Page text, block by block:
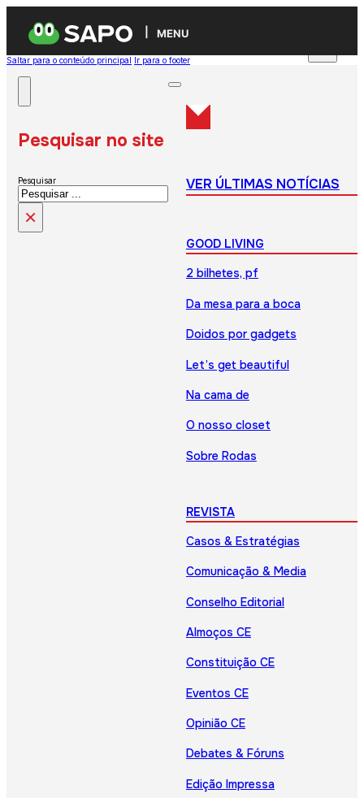
MENU
Saltar para o conteúdo principal Ir para o footer
Pesquisar no site
Pesquisar
×
VER ÚLTIMAS NOTÍCIAS
GOOD LIVING
2 bilhetes, pf
Da mesa para a boca
Doidos por gadgets
Let’s get beautiful
Na cama de
O nosso closet
Sobre Rodas
REVISTA
Casos & Estratégias
Comunicação & Media
Conselho Editorial
Almoços CE
Constituição CE
Eventos CE
Opinião CE
Debates & Fóruns
Edição Impressa